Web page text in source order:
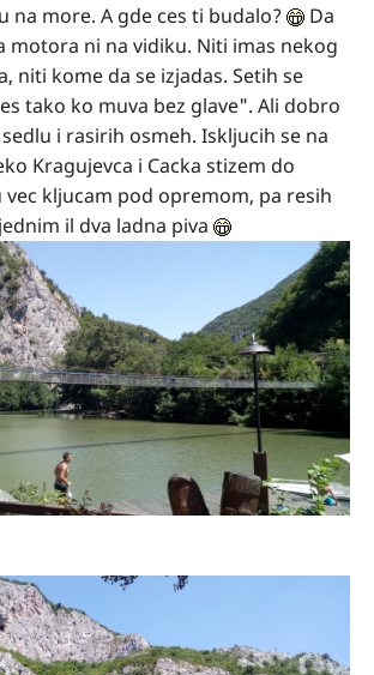
na more. A gde ces ti budalo?
Da
motora ni na vidiku. Niti imas nekog
niti kome da se izjadas. Setih se
tako ko muva bez glave". Ali dobro
i rasirih osmeh. Iskljucih se na
Kragujevca i Cacka stizem do
vec kljucam pod opremom, pa resih
il dva ladna piva